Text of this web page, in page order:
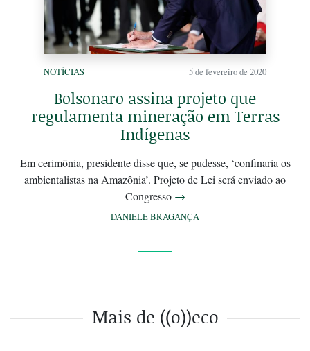
NOTÍCIAS 5 de fevereiro de 2020
Bolsonaro assina projeto que
regulamenta mineração em Terras
Indígenas
Em cerimônia, presidente disse que, se pudesse, ‘confinaria os
ambientalistas na Amazônia’. Projeto de Lei será enviado ao
Congresso →
DANIELE BRAGANÇA
Mais de ((o))eco